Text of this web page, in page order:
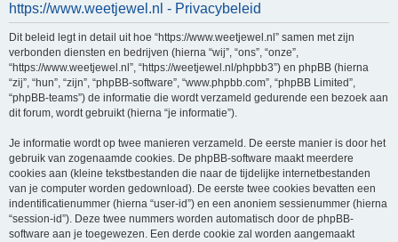
https://www.weetjewel.nl - Privacybeleid
Dit beleid legt in detail uit hoe “https://www.weetjewel.nl” samen met zijn
verbonden diensten en bedrijven (hierna “wij”, “ons”, “onze”,
“https://www.weetjewel.nl”, “https://weetjewel.nl/phpbb3”) en phpBB (hierna
“zij”, “hun”, “zijn”, “phpBB-software”, “www.phpbb.com”, “phpBB Limited”,
“phpBB-teams”) de informatie die wordt verzameld gedurende een bezoek aan
dit forum, wordt gebruikt (hierna “je informatie”).
Je informatie wordt op twee manieren verzameld. De eerste manier is door het
gebruik van zogenaamde cookies. De phpBB-software maakt meerdere
cookies aan (kleine tekstbestanden die naar de tijdelijke internetbestanden
van je computer worden gedownload). De eerste twee cookies bevatten een
indentificatienummer (hierna “user-id”) en een anoniem sessienummer (hierna
“session-id”). Deze twee nummers worden automatisch door de phpBB-
software aan je toegewezen. Een derde cookie zal worden aangemaakt